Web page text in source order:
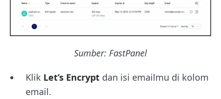
Sumber: FastPanel
Klik Let’s Encrypt dan isi emailmu di kolom
email.